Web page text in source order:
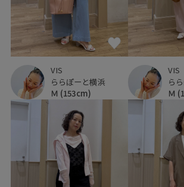
VIS
ららぽーと横浜
Ｍ (153cm)
VIS
ら
Ｍ